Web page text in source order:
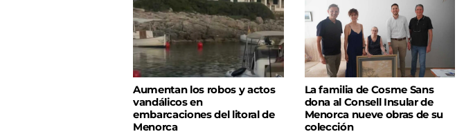
Aumentan los robos y actos
vandálicos en
embarcaciones del litoral de
Menorca
La familia de Cosme Sans
dona al Consell Insular de
Menorca nueve obras de su
colección